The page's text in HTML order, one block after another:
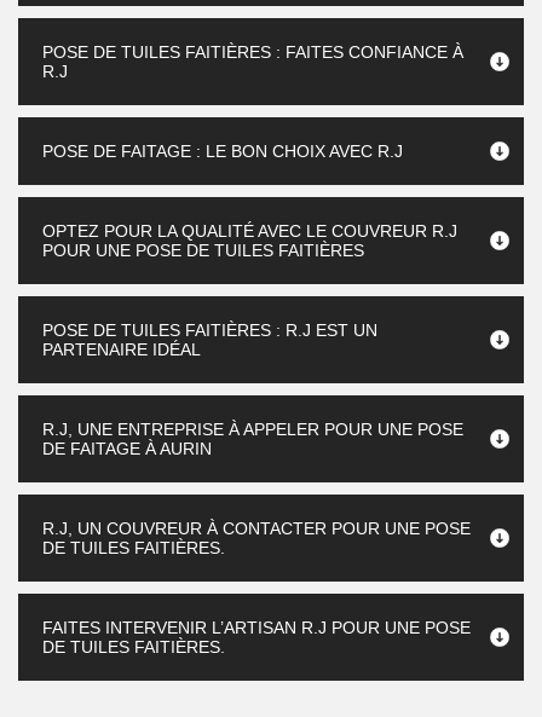
POSE DE TUILES FAITIÈRES : FAITES CONFIANCE À
R.J
POSE DE FAITAGE : LE BON CHOIX AVEC R.J
OPTEZ POUR LA QUALITÉ AVEC LE COUVREUR R.J
POUR UNE POSE DE TUILES FAITIÈRES
POSE DE TUILES FAITIÈRES : R.J EST UN
PARTENAIRE IDÉAL
R.J, UNE ENTREPRISE À APPELER POUR UNE POSE
DE FAITAGE À AURIN
R.J, UN COUVREUR À CONTACTER POUR UNE POSE
DE TUILES FAITIÈRES.
FAITES INTERVENIR L’ARTISAN R.J POUR UNE POSE
DE TUILES FAITIÈRES.